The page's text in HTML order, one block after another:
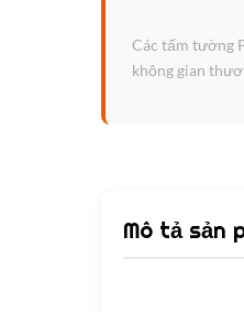
Các tấm tường
không gian
Mô tả sản